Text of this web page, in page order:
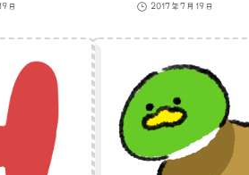
日 2017年7月19日